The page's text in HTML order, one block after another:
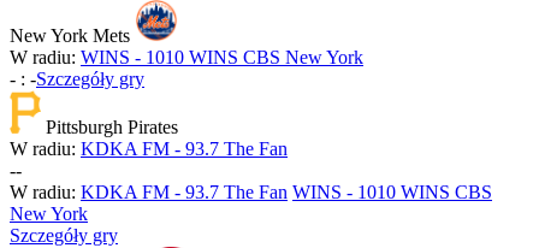
New York Mets
W radiu: WINS - 1010 WINS CBS New York
- : -Szczegóły gry
Pittsburgh Pirates
W radiu: KDKA FM - 93.7 The Fan
--
W radiu: KDKA FM - 93.7 The Fan WINS - 1010 WINS CBS
New York
Szczegóły gry